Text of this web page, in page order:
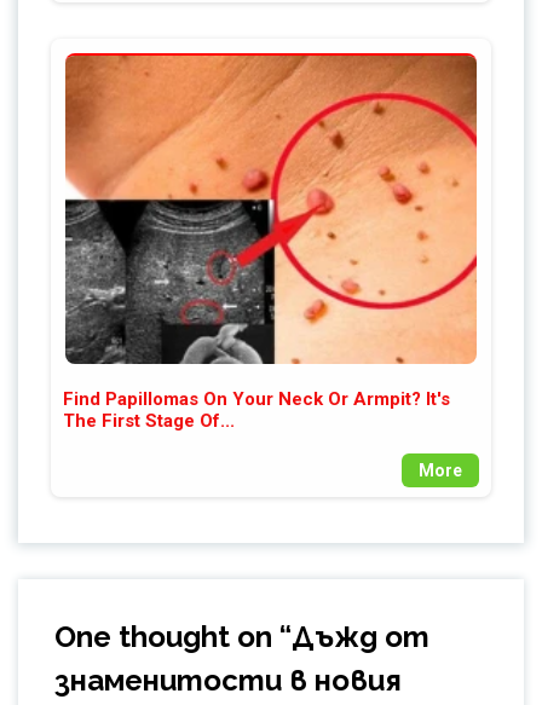
Find Papillomas On Your Neck Or Armpit? It's
The First Stage Of...
More
One thought on “Дъжд от
знаменитости в новия